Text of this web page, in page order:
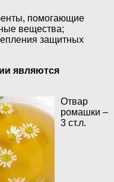
помогающие
вещества;
защитных
являются
Отвар
ромашки –
3 ст.л.